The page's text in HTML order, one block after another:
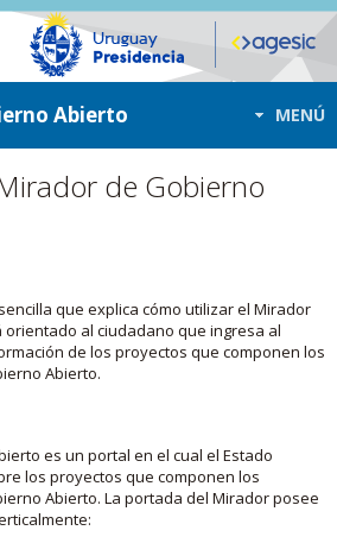
Abierto MENÚ
de Gobierno
que explica cómo utilizar el Mirador
orientado al ciudadano que ingresa al
de los proyectos que componen los
Abierto.
es un portal en el cual el Estado
los proyectos que componen los
Abierto. La portada del Mirador posee